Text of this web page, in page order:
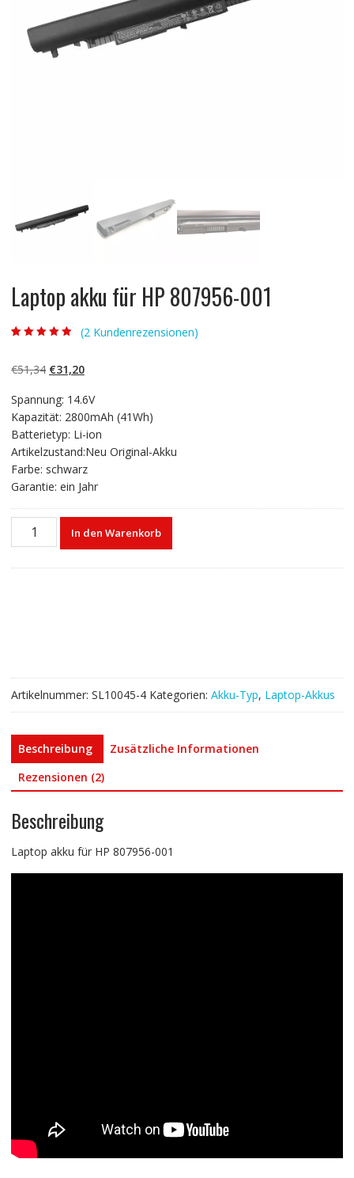
Laptop akku für HP 807956-001
basierend auf
Kundenbewert
(2 Kundenrezensionen)
€51,34 Ursprünglicher
war:
€51,34
€31,20Aktueller
ist:
€31,20.
Spannung: 14.6V
Kapazität: 2800mAh (41Wh)
Batterietyp: Li-ion
Artikelzustand:Neu Original-Akku
Farbe: schwarz
Garantie: ein Jahr
Laptop
In den Warenkorb
Artikelnummer: SL10045-4 Kategorien: Akku-Typ, Laptop-Akkus
Beschreibung
Zusätzliche Informationen
Rezensionen (2)
Beschreibung
Laptop akku für HP 807956-001